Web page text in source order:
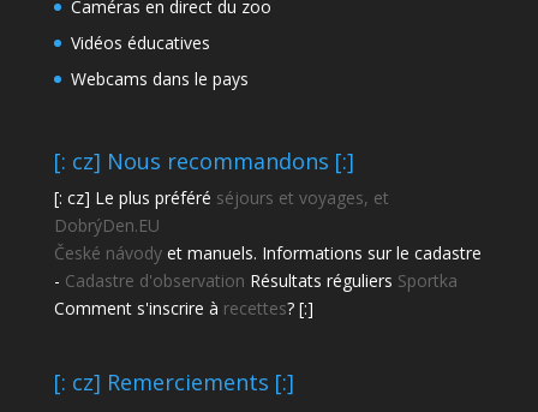
Caméras en direct du zoo
Vidéos éducatives
Webcams dans le pays
[: cz] Nous recommandons [:]
[: cz] Le plus préféré séjours et voyages, et
DobrýDen.EU
České návodyet manuels. Informations sur le cadastre
- Cadastre d'observation Résultats réguliers Sportka
Comment s'inscrire à recettes? [:]
[: cz] Remerciements [:]